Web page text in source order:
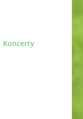
Koncerty